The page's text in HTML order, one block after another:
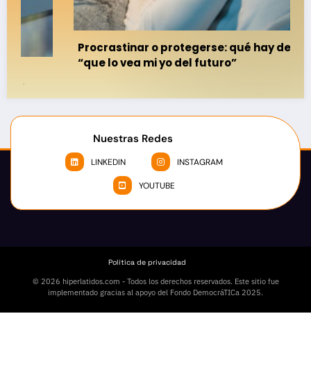
Procrastinar o protegerse: qué hay detrás del
“que lo vea mi yo del futuro”
Nuestras Redes
LINKEDIN INSTAGRAM
YOUTUBE
Política de privacidad
© 2026 hiperlatidos.com - Todos los derechos reservados. Este sitio fue
implementado gracias al apoyo del Fondo DemocráTICa 2025.